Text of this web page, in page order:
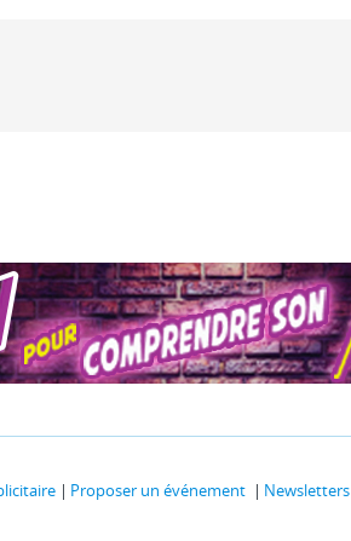
Proposer un événement Newsletters